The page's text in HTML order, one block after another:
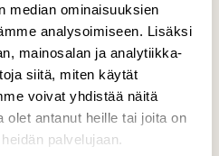
median ominaisuuksien
analysoimiseen. Lisäksi
mainosalan ja analytiikka-
siitä, miten käytät
voivat yhdistää näitä
olet antanut heille tai joita on
palvelujaan.